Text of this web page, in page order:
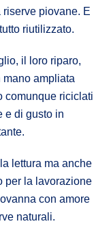
riserve piovane. E
riutilizzato.
il loro riparo,
mano ampliata
comunque riciclati
e di gusto in
lettura ma anche
per la lavorazione
con amore
naturali.